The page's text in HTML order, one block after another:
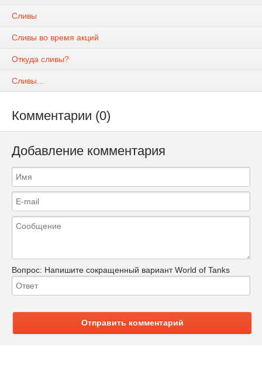
Сливы
Сливы во время акций
Откуда сливы?
Сливы...
Комментарии (0)
Добавление комментария
Вопрос: Напишите сокращенный вариант World of Tanks
Отправить комментарий